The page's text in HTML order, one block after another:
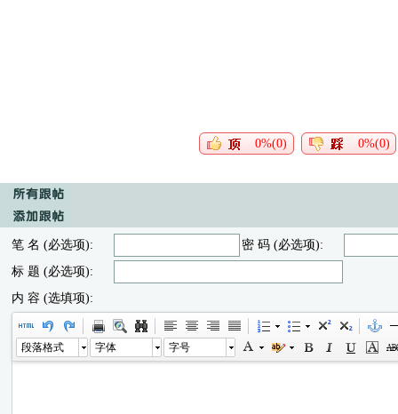
0%(0) 0%(0)
笔 名 (必选项):
密 码 (必选项):
标 题 (必选项):
内 容 (选填项):
段落格式 字体 字号